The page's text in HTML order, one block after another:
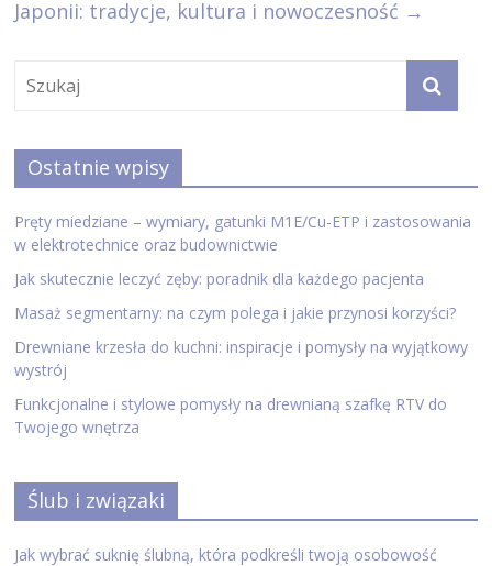
Japonii: tradycje, kultura i nowoczesność →
Ostatnie wpisy
Pręty miedziane – wymiary, gatunki M1E/Cu-ETP i zastosowania
w elektrotechnice oraz budownictwie
Jak skutecznie leczyć zęby: poradnik dla każdego pacjenta
Masaż segmentarny: na czym polega i jakie przynosi korzyści?
Drewniane krzesła do kuchni: inspiracje i pomysły na wyjątkowy
wystrój
Funkcjonalne i stylowe pomysły na drewnianą szafkę RTV do
Twojego wnętrza
Ślub i związaki
Jak wybrać suknię ślubną, która podkreśli twoją osobowość